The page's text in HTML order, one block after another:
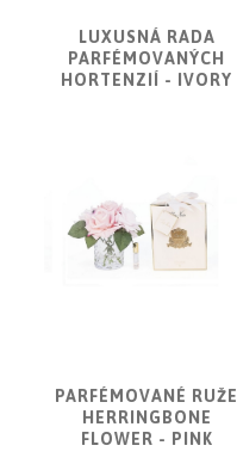
LUXUSNÁ RADA
PARFÉMOVANÝCH
HORTENZIÍ - IVORY
PARFÉMOVANÉ RUŽE
HERRINGBONE
FLOWER - PINK